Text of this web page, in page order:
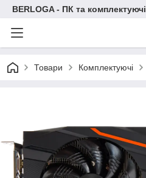
BERLOGA - ПК та комплектуючі
Товари Комплектуючі